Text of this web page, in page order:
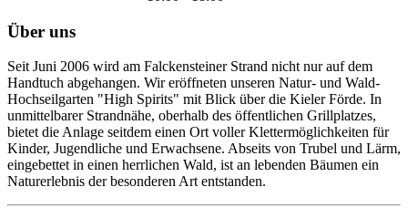
Über uns
Seit Juni 2006 wird am Falckensteiner Strand nicht nur auf dem
Handtuch abgehangen. Wir eröffneten unseren Natur- und Wald-
Hochseilgarten "High Spirits" mit Blick über die Kieler Förde. In
unmittelbarer Strandnähe, oberhalb des öffentlichen Grillplatzes,
bietet die Anlage seitdem einen Ort voller Klettermöglichkeiten für
Kinder, Jugendliche und Erwachsene. Abseits von Trubel und Lärm,
eingebettet in einen herrlichen Wald, ist an lebenden Bäumen ein
Naturerlebnis der besonderen Art entstanden.